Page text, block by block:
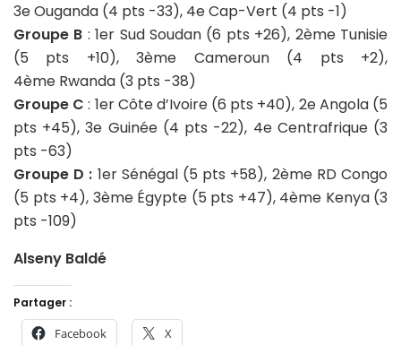
3e Ouganda (4 pts -33), 4e Cap-Vert (4 pts -1)
Groupe B : 1er Sud Soudan (6 pts +26), 2ème Tunisie
(5 pts +10), 3ème Cameroun (4 pts +2),
4ème Rwanda (3 pts -38)
Groupe C: 1er Côte d’Ivoire (6 pts +40), 2e Angola (5
pts +45), 3e Guinée (4 pts -22), 4e Centrafrique (3
pts -63)
Groupe D : 1er Sénégal (5 pts +58), 2ème RD Congo
(5 pts +4), 3ème Égypte (5 pts +47), 4ème Kenya (3
pts -109)
Alseny Baldé
Partager :
Facebook X